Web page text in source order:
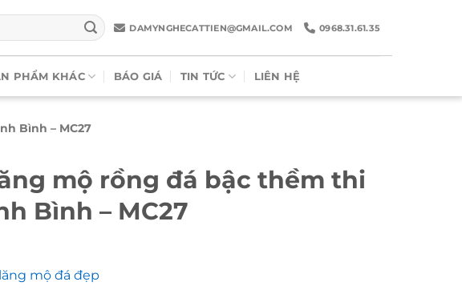
DAMYNGHECATTIEN@GMAIL.COM 0968.31.61.35
PHẨM KHÁC BÁO GIÁ TIN TỨC LIÊN HỆ
Bình – MC27
mộ rồng đá bậc thềm thi
Bình – MC27
mộ đá đẹp